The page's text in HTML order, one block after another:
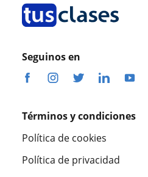
Seguinos en
Términos y condiciones
Política de cookies
Política de privacidad